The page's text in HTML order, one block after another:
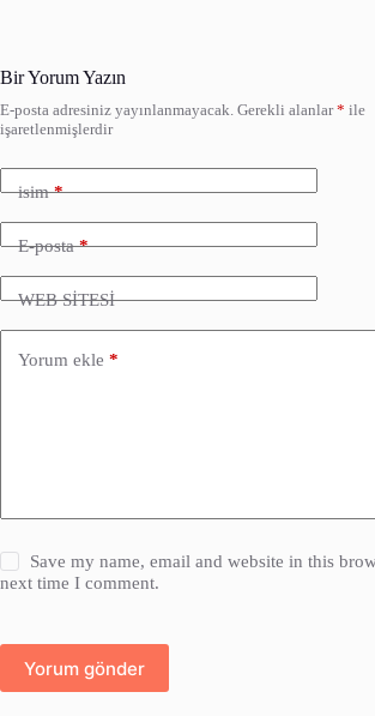
Bir Yorum Yazın
E-posta adresiniz yayınlanmayacak. Gerekli alanlar* ile
işaretlenmişlerdir
isim*
E-posta*
WEB SİTESİ
Yorum ekle *
Save my name, email and website in this
next time I comment.
Yorum gönder